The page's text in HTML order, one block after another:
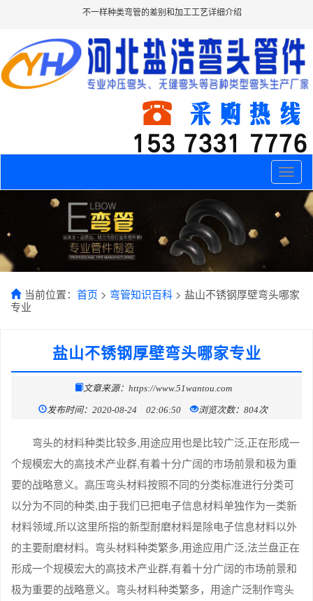
不一样种类弯管的差别和加工工艺详细介绍
Toggle
当前位置： 首页 > 弯管知识百科 > 盐山不锈钢厚壁弯头哪家
专业
盐山不锈钢厚壁弯头哪家专业
文章来源：https://www.51wantou.com
发布时间：2020-08-24 02:06:50 浏览次数：804次
弯头的材料种类比较多,用途应用也是比较广泛,正在形成一
个规模宏大的高技术产业群,有着十分广阔的市场前景和极为重
要的战略意义。高压弯头材料按照不同的分类标准进行分类可
以分为不同的种类,由于我们已把电子信息材料单独作为一类新
材料领域,所以这里所指的新型耐磨材料是除电子信息材料以外
的主要耐磨材料。弯头材料种类繁多,用途应用广泛,法兰盘正在
形成一个规模宏大的高技术产业群,有着十分广阔的市场前景和
极为重要的战略意义。弯头材料种类繁多，用途广泛制作弯头